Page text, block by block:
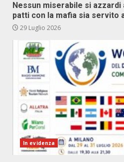
Nessun miserabile si
patti con la mafia sia servito
29 Luglio 2026
In evidenza